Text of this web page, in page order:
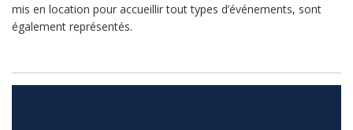
mis en location pour accueillir tout types d’événements, sont
également représentés.